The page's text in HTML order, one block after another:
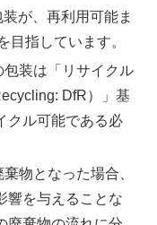
が、再利用可能ま
目指しています。
包装は「リサイクル
DfR）」基
クル可能である必
物となった場合、
響を与えることな